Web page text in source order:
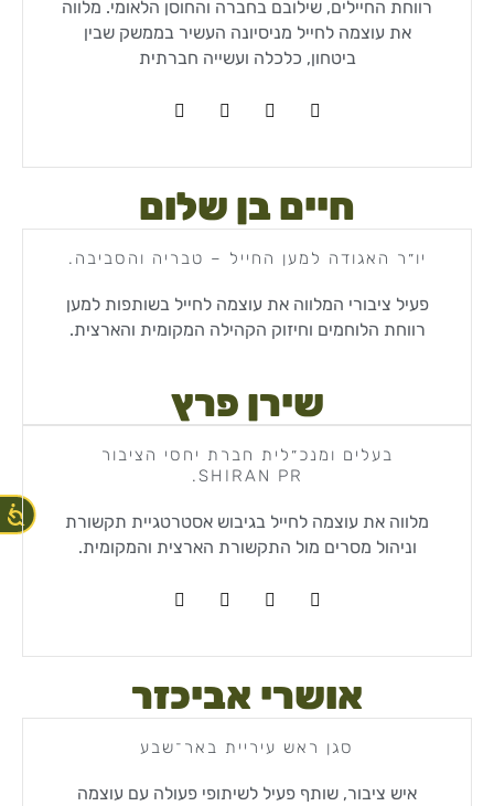
רווחת החיילים, שילובם בחברה והחוסן הלאומי. מלווה
את עוצמה לחייל מניסיונה העשיר בממשק שבין
ביטחון, כלכלה ועשייה חברתית
חיים בן שלום
יו״ר האגודה למען החייל – טבריה והסביבה.
פעיל ציבורי המלווה את עוצמה לחייל בשותפות למען
רווחת הלוחמים וחיזוק הקהילה המקומית והארצית.
שירן פרץ
בעלים ומנכ״לית חברת יחסי הציבור
SHIRAN PR.
מלווה את עוצמה לחייל בגיבוש אסטרטגיית תקשורת
וניהול מסרים מול התקשורת הארצית והמקומית.
אושרי אביכזר
סגן ראש עיריית באר־שבע
איש ציבור, שותף פעיל לשיתופי פעולה עם עוצמה